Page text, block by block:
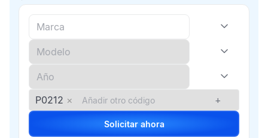
P0212 × +
Solicitar ahora